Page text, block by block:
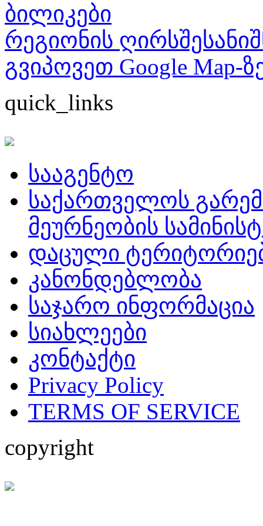
ბილიკები
რეგიონის
გვიპოვეთ Google Map-
quick_links
სააგენტო
საქართველოს
მეურნეობის
დაცული
კანონდებლობა
საჯარო ინფორმაცია
სიახლეები
კონტაქტი
Privacy Policy
TERMS OF SERVICE
copyright